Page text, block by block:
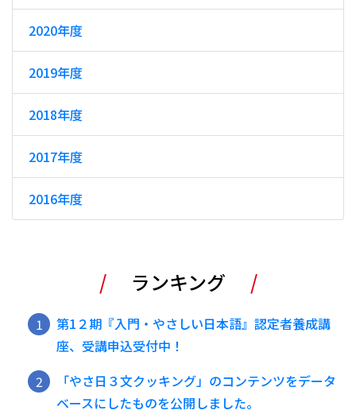
2020年度
2019年度
2018年度
2017年度
2016年度
ランキング
第1２期『入門・やさしい日本語』認定者養成講
座、受講申込受付中！
「やさ日３文クッキング」のコンテンツをデータ
ベースにしたものを公開しました。